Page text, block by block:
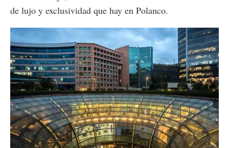
de lujo y exclusividad que hay en Polanco.